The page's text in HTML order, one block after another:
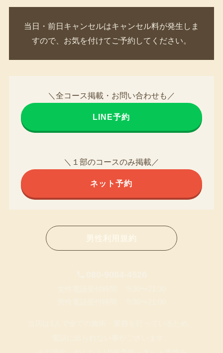
当日・前日キャンセルはキャンセル料が発生しま
すので、お気を付けてご予約してください。
＼全コース掲載・お問い合わせも／
LINE予約
＼１部のコースのみ掲載／
ネット予約
男性利用規約